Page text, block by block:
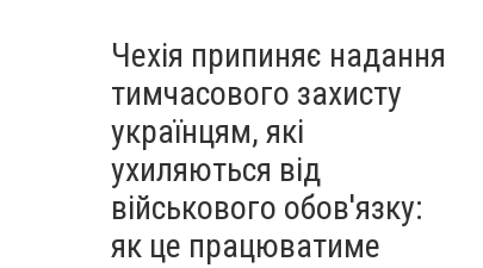
Чехія припиняє надання
тимчасового захисту
українцям, які
ухиляються від
військового обов'язку:
як це працюватиме